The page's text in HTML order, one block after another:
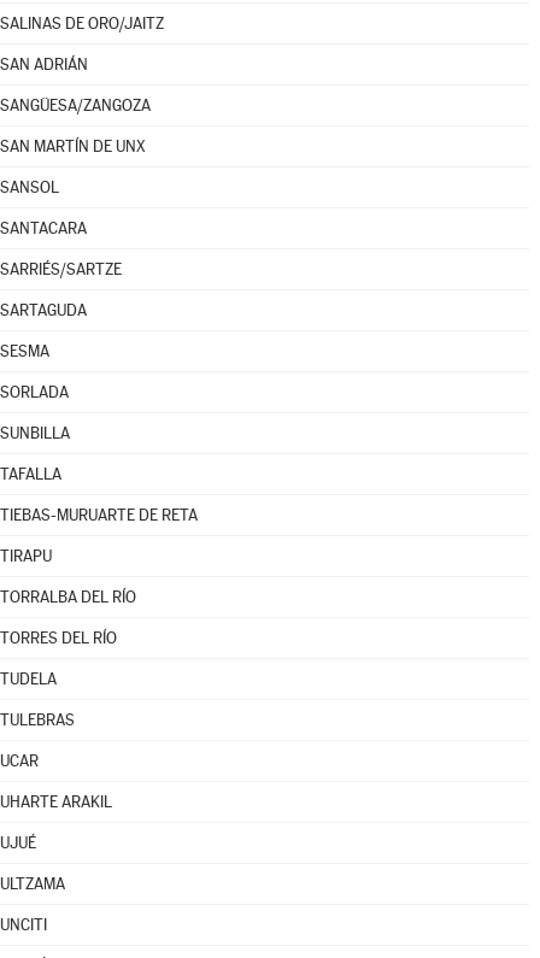
SALINAS DE ORO/JAITZ
SAN ADRIÁN
SANGÜESA/ZANGOZA
SAN MARTÍN DE UNX
SANSOL
SANTACARA
SARRIÉS/SARTZE
SARTAGUDA
SESMA
SORLADA
SUNBILLA
TAFALLA
TIEBAS-MURUARTE DE RETA
TIRAPU
TORRALBA DEL RÍO
TORRES DEL RÍO
TUDELA
TULEBRAS
UCAR
UHARTE ARAKIL
UJUÉ
ULTZAMA
UNCITI